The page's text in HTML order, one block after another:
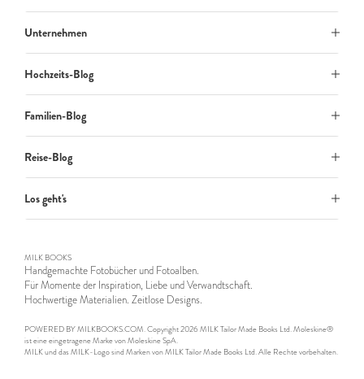
Unternehmen
Hochzeits-Blog
Familien-Blog
Reise-Blog
Los geht's
MILK BOOKS
Handgemachte Fotobücher und Fotoalben.
Für Momente der Inspiration, Liebe und Verwandtschaft.
Hochwertige Materialien. Zeitlose Designs.
POWERED BY MILKBOOKS.COM. Copyright 2026 MILK Tailor Made Books Ltd. Moleskine®
ist eine eingetragene Marke von Moleskine SpA.
MILK und das MILK-Logo sind Marken von MILK Tailor Made Books Ltd. Alle Rechte vorbehalten.